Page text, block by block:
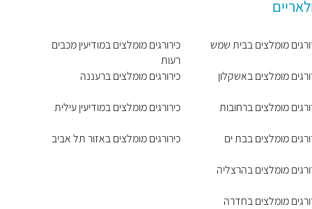
מומלצים בבית שמש
מומלצים באשקלון
מומלצים ברחובות
מומלצים בבת ים
מומלצים בהרצליה
מומלצים בחדרה
כירורגים מומלצים במודיעין מכבים
רעות
כירורגים מומלצים ברעננה
כירורגים מומלצים במודיעין עילית
כירורגים מומלצים באזור תל אביב